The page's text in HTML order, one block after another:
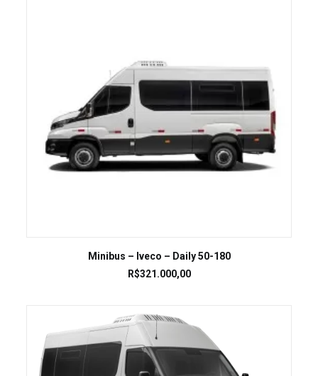
LEIA MAIS
Minibus – Iveco – Daily 50-180
R$321.000,00